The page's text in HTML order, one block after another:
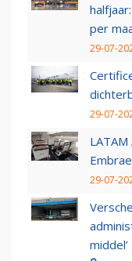
per
29-07-
29-07-
29-07-
middel’